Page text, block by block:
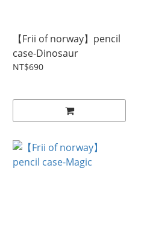
【Frii of norway】pencil
case-Dinosaur
NT$690